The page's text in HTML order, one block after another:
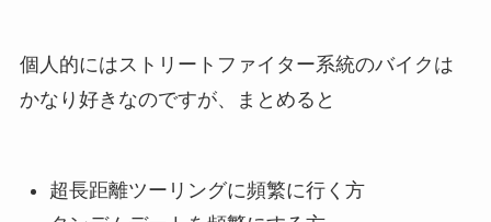
個人的にはストリートファイター系統のバイクは
かなり好きなのですが、まとめると
超長距離ツーリングに頻繁に行く方